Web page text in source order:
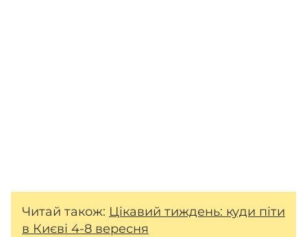
Читай також: Цікавий тиждень: куди піти
в Києві 4-8 вересня